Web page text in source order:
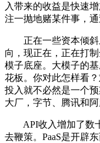
入带来的收益是快速
注一抛地赌某件事，
正在一些资本倾斜
向，现正在，正在打
模子底座。大模子的
花板。你对此怎样看
投入就不必然是一个
大厂，字节、腾讯和阿
API收入增加了数十
去鞭策。PaaS是开辟